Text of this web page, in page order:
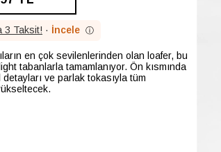
3 Taksit! · İncele ⓘ
en çok sevilenlerinden olan loafer, bu
tabanlarla tamamlanıyor. Ön kısmında
ve parlak tokasıyla tüm